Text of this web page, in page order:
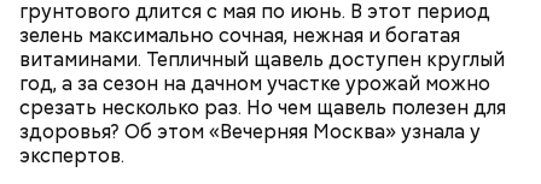
грунтового длится с мая по июнь. В этот период
зелень максимально сочная, нежная и богатая
витаминами. Тепличный щавель доступен круглый
год, а за сезон на дачном участке урожай можно
срезать несколько раз. Но чем щавель полезен для
здоровья? Об этом «Вечерняя Москва» узнала у
экспертов.
ПРОДУКТЫ
желудочно-кишечным трактом. Эфирные масла
оказывают раздражающее действие на слизистые
оболочки кишечника и могут вызвать обострение,
— предупредила Соломатина.